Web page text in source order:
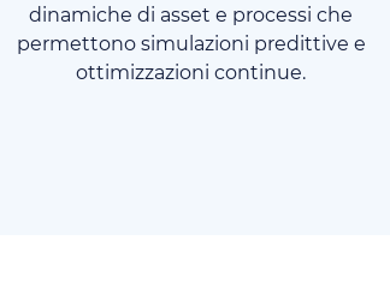
dinamiche di asset e processi che
permettono simulazioni predittive e
ottimizzazioni continue.